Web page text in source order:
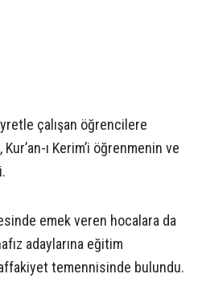
çalışan öğrencilere
ı Kerim’i öğrenmenin ve
emek veren hocalara da
adaylarına eğitim
temennisinde bulundu.